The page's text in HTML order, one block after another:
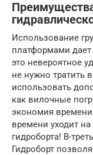
Использование
платформами
это невероятное
не нужно тратить
использовать
как вилочные
экономия времени
времени уходит на
гидроборта! В-
Гидроборт